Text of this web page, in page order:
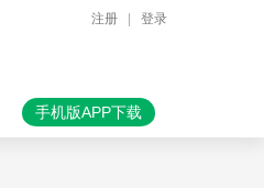
注册 登录
手机版APP下载